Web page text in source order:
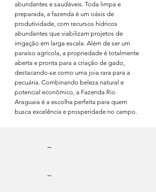
abundantes e saudáveis. Toda limpa e
preparada, a fazenda é um oásis de
produtividade, com recursos hídricos
abundantes que viabilizam projetos de
irrigação em larga escala. Além de ser um
paraíso agrícola, a propriedade é totalmente
aberta e pronta para a criação de gado,
destacando-se como uma joia rara para a
pecuária. Combinando beleza natural e
potencial econômico, a Fazenda Rio
Araguaia é a escolha perfeita para quem
busca excelência e prosperidade no campo.
--
--